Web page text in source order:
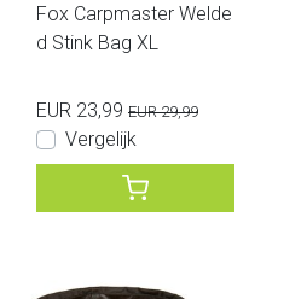
Fox Carpmaster Welde
d Stink Bag XL
EUR 23,99 EUR 29,99
Vergelijk